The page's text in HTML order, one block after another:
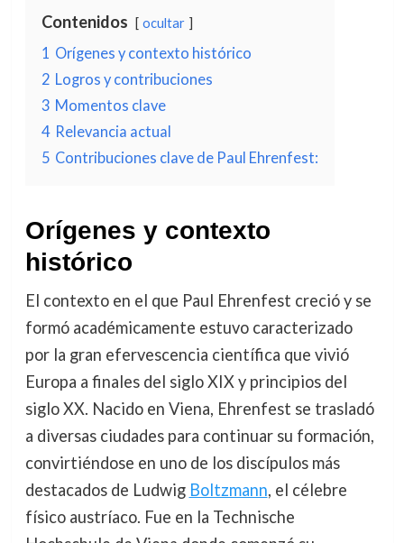
Contenidos ocultar
1 Orígenes y contexto histórico
2 Logros y contribuciones
3 Momentos clave
4 Relevancia actual
5 Contribuciones clave de Paul Ehrenfest:
Orígenes y contexto
histórico
El contexto en el que Paul Ehrenfest creció y se
formó académicamente estuvo caracterizado
por la gran efervescencia científica que vivió
Europa a finales del siglo XIX y principios del
siglo XX. Nacido en Viena, Ehrenfest se trasladó
a diversas ciudades para continuar su formación,
convirtiéndose en uno de los discípulos más
destacados de Ludwig Boltzmann, el célebre
físico austríaco. Fue en la Technische